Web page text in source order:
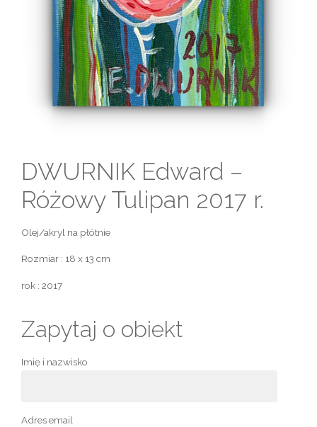
DWURNIK Edward –
Różowy Tulipan 2017 r.
Olej/akryl na płótnie
Rozmiar : 18 x 13 cm
rok : 2017
Zapytaj o obiekt
Imię i nazwisko
Adres email